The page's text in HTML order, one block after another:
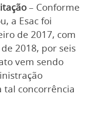
– Conforme
a Esac foi
de 2017, com
2018, por seis
vem sendo
tal concorrência